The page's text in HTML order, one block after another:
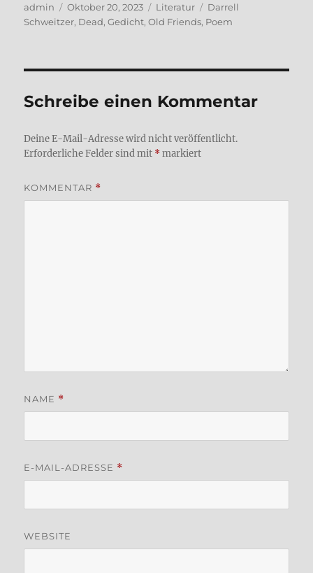
Autor
admin
Veröffentlicht
am
Oktober 20, 2023 Kategorien
Literatur Schlagwörter
Darrell
Schweitzer, Dead,Gedicht,Old Friends, Poem
Schreibe einen Kommentar
Deine E-Mail-Adresse wird nicht veröffentlicht.
Erforderliche Felder sind mit *markiert
KOMMENTAR *
NAME *
E-MAIL-ADRESSE *
WEBSITE